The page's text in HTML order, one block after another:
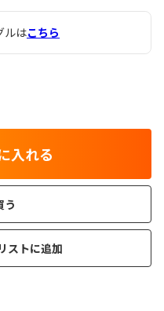
ルはこちら
入れる
う
ストに追加